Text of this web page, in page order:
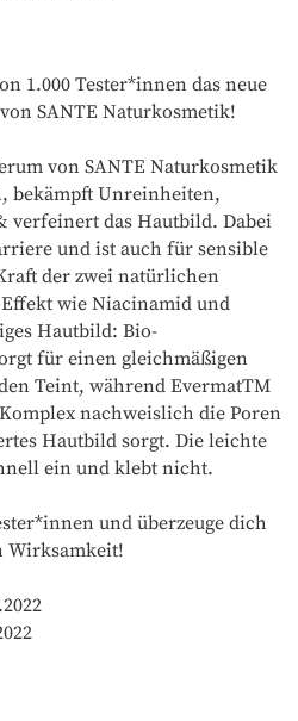
1.000 Tester*innen das neue
SANTE Naturkosmetik!
von SANTE Naturkosmetik
bekämpft Unreinheiten,
verfeinert das Hautbild. Dabei
und ist auch für sensible
der zwei natürlichen
wie Niacinamid und
Hautbild: Bio-
für einen gleichmäßigen
Teint, während EvermatTM
nachweislich die Poren
Hautbild sorgt. Die leichte
ein und klebt nicht.
und überzeuge dich
Wirksamkeit!